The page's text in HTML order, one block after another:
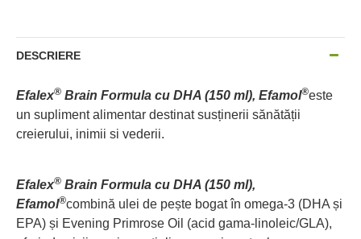
DESCRIERE
Efalex® Brain Formula cu DHA (150 ml), Efamol®este
un supliment alimentar destinat susținerii sănătății
creierului, inimii si vederii.
Efalex® Brain Formula cu DHA (150 ml),
Efamol®combină ulei de pește bogat în omega-3 (DHA și
EPA) și Evening Primrose Oil (acid gama-linoleic/GLA),